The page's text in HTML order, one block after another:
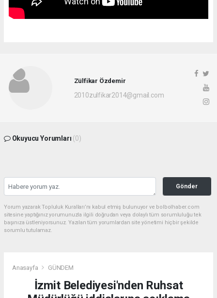
Zülfikar Özdemir
2010zulfikar2014@gmail.com
Okuyucu Yorumları (0)
Gönder
Yorum yazarak Topluluk Kuralları’nı kabul etmiş bulunuyor ve bolbolhaber.com
sitesine yaptığınız yorumunuzla ilgili doğrudan veya dolaylı tüm sorumluluğu tek
başınıza üstleniyorsunuz. Yazılan tüm yorumlardan site yönetimi hiçbir şekilde
sorumlu tutulamaz.
Anasayfa GÜNDEM
İzmit Belediyesi'nden Ruhsat